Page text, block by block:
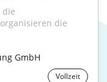
die
GmbH
Vollzeit